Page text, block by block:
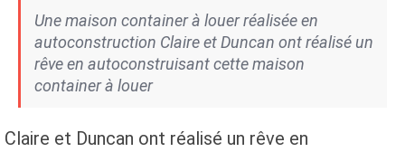
Une maison container à louer réalisée en
autoconstruction Claire et Duncan ont réalisé un
rêve en autoconstruisant cette maison
container à louer
Claire et Duncan ont réalisé un rêve en